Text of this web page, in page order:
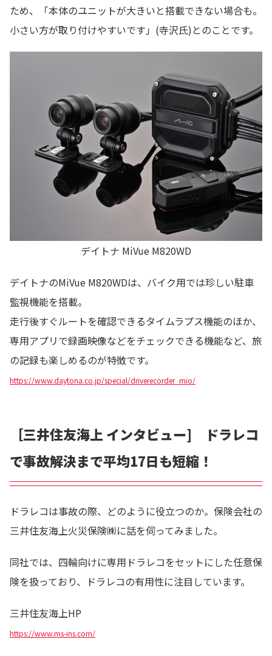
ため、「本体のユニットが大きいと搭載できない場合も。
小さい方が取り付けやすいです」(寺沢氏)とのことです。
デイトナ MiVue M820WD
デイトナのMiVue M820WDは、バイク用では珍しい駐車
監視機能を搭載。
走行後すぐルートを確認できるタイムラプス機能のほか、
専用アプリで録画映像などをチェックできる機能など、旅
の記録も楽しめるのが特徴です。
https://www.daytona.co.jp/special/driverecorder_mio/
［三井住友海上 インタビュー] ドラレコ
で事故解決まで平均17日も短縮！
ドラレコは事故の際、どのように役立つのか。保険会社の
三井住友海上火災保険㈱に話を伺ってみました。
同社では、四輪向けに専用ドラレコをセットにした任意保
険を扱っており、ドラレコの有用性に注目しています。
三井住友海上HP
https://www.ms-ins.com/